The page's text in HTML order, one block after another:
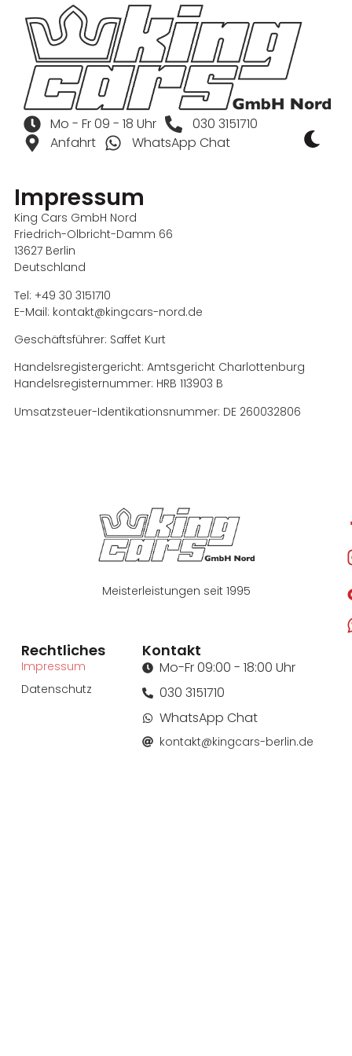
Mo - Fr 09 - 18 Uhr
030 3151710
Anfahrt
WhatsApp Chat
Impressum
King Cars GmbH Nord
Friedrich-Olbricht-Damm 66
13627 Berlin
Deutschland
Tel: +49 30 3151710
E-Mail: kontakt@kingcars-nord.de
Geschäftsführer: Saffet Kurt
Handelsregistergericht: Amtsgericht Charlottenburg
Handelsregisternummer: HRB 113903 B
Umsatzsteuer-Identikationsnummer: DE 260032806
Meisterleistungen seit 1995
Rechtliches
Impressum
Datenschutz
Kontakt
Mo-Fr 09:00 - 18:00 Uhr
030 3151710
WhatsApp Chat
kontakt@kingcars-berlin.de